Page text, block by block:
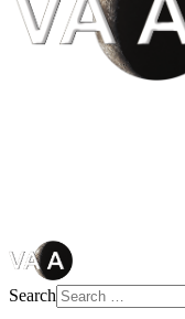
Search